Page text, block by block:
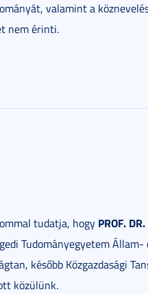
valamint a
nem érinti.
tudatja, hogy PROF.
Tudományegyetem Állam-
később Közgazdasági
közülünk.